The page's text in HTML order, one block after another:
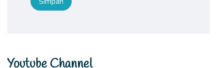
Youtube Channel